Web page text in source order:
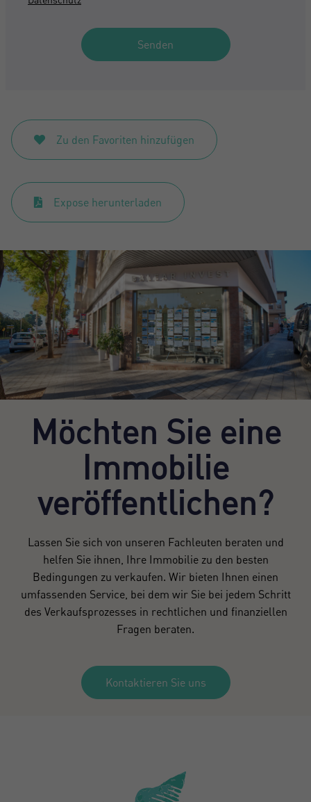
Senden
Zu den Favoriten hinzufügen
Expose herunterladen
Möchten Sie eine
Immobilie
veröffentlichen?
Lassen Sie sich von unseren Fachleuten beraten und
helfen Sie ihnen, Ihre Immobilie zu den besten
Bedingungen zu verkaufen. Wir bieten Ihnen einen
umfassenden Service, bei dem wir Sie bei jedem Schritt
des Verkaufsprozesses in rechtlichen und finanziellen
Fragen beraten.
Kontaktieren Sie uns